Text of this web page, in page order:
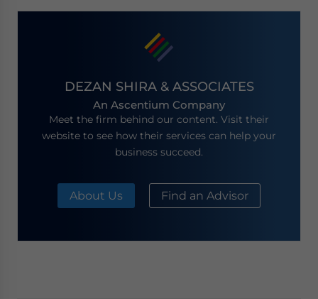
DEZAN SHIRA & ASSOCIATES
An Ascentium Company
Meet the firm behind our content. Visit their
website to see how their services can help your
business succeed.
About Us Find an Advisor